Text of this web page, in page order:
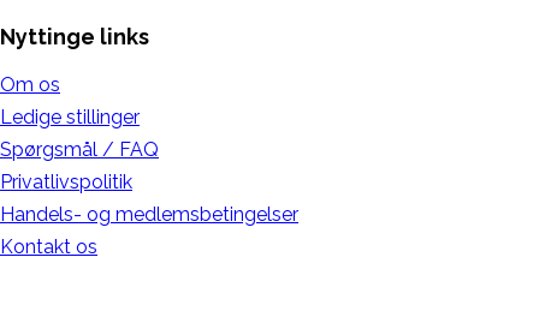
Nyttinge links
Om os
Ledige stillinger
Spørgsmål / FAQ
Privatlivspolitik
Handels- og medlemsbetingelser
Kontakt os